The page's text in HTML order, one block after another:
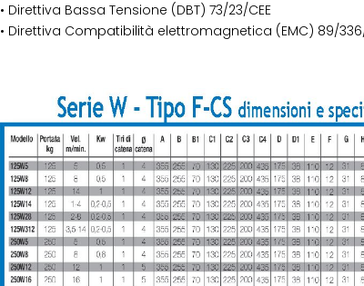
• Direttiva Bassa Tensione (DBT) 73/23/CEE
• Direttiva Compatibilità elettromagnetica (EMC) 89/336/